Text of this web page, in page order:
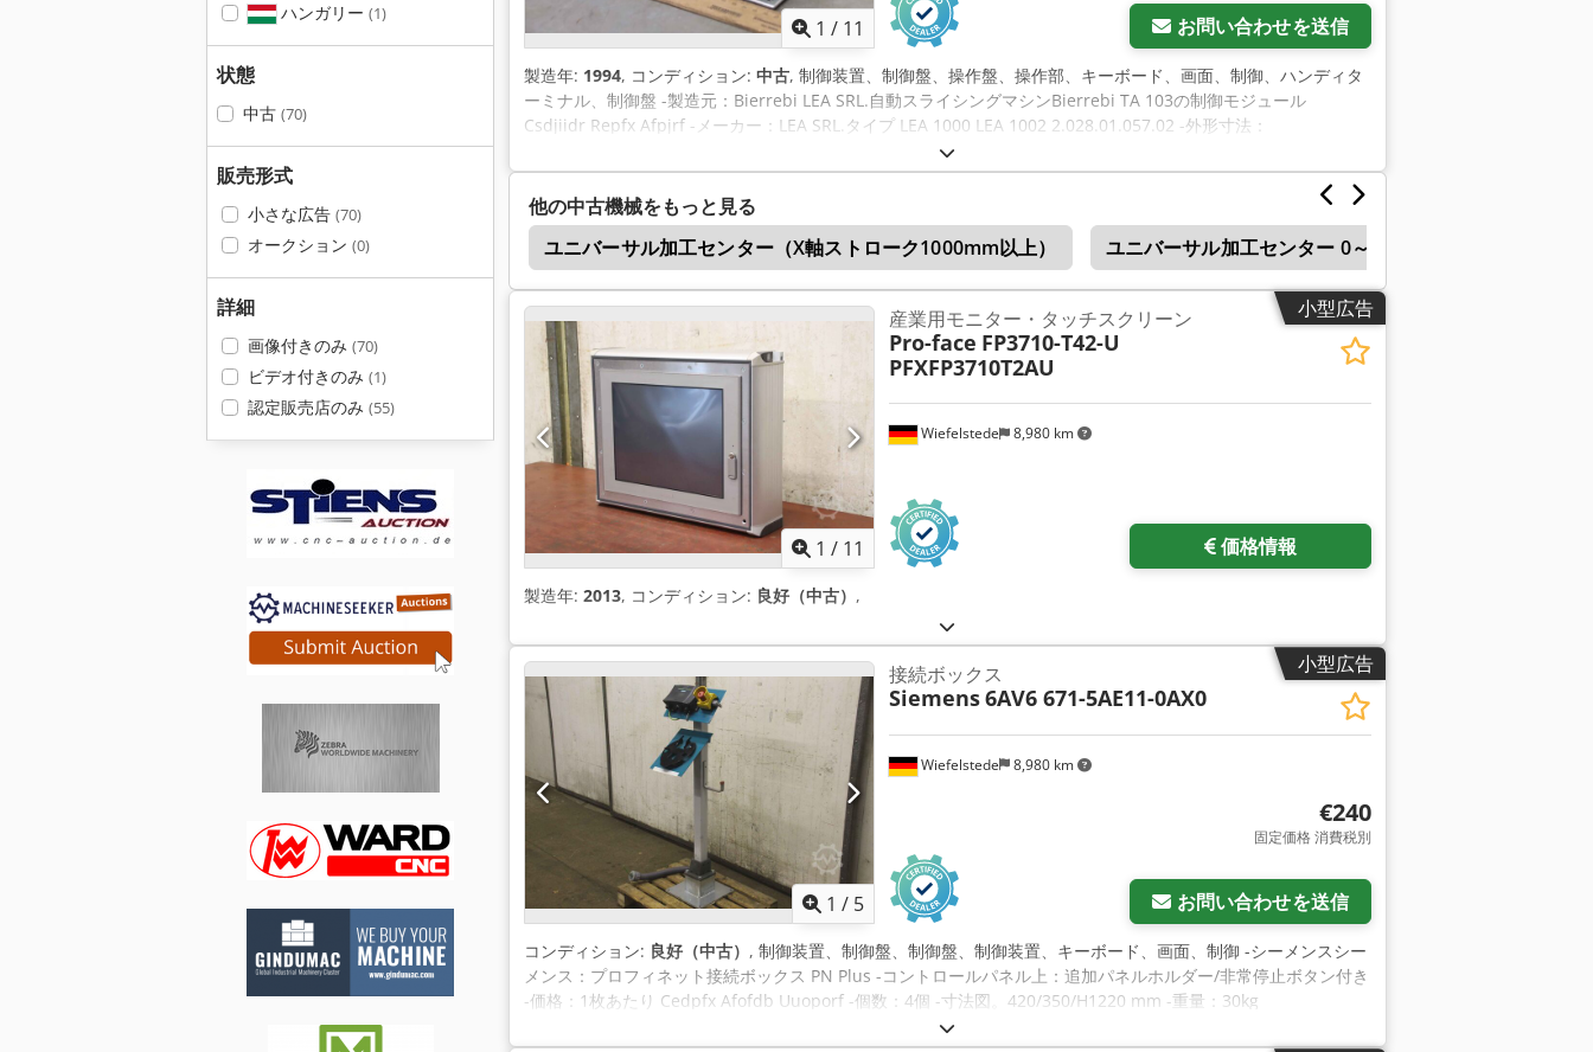
ハンガリー (1)
状態
中古 (70)
販売形式
小さな広告 (70)
オークション (0)
詳細
画像付きのみ (70)
ビデオ付きのみ (1)
認定販売店のみ (55)
1 / 11 お問い合わせを送信
製造年: 1994, コンディション: 中古, 制御装置、制御盤、操作盤、操作部、キーボード、画面、制御、ハンディタ
ーミナル、制御盤 -製造元：Bierrebi LEA SRL.自動スライシングマシンBierrebi TA 103の制御モジュール
Csdjiidr Repfx Afpjrf -メーカー：LEA SRL.タイプ LEA 1000 LEA 1002 2.028.01.057.02 -外形寸法：
他の中古機械をもっと見る
ユニバーサル加工センター（X軸ストローク1000mm以上）
ユニバーサル加工センター 0～599mm X軸移動量
Yanmar Sv 100 Beckhoff
小型広告
1 / 11
Wiefelstede 8,980 km
産業用モニター・タッチスクリーン
Pro-face FP3710-T42-U
PFXFP3710T2AU
価格情報
製造年: 2013, コンディション: 良好（中古） ,
小型広告
1 / 5
Wiefelstede 8,980 km
接続ボックス
Siemens6AV6 671-5AE11-0AX0
€240
固定価格 消費税別
お問い合わせを送信
コンディション: 良好（中古） , 制御装置、制御盤、制御盤、制御装置、キーボード、画面、制御 -シーメンスシー
メンス：プロフィネット接続ボックス PN Plus -コントロールパネル上：追加パネルホルダー/非常停止ボタン付き
-価格：1枚あたり Cedpfx Afofdb Uuoporf -個数：4個 -寸法図。420/350/H1220 mm -重量：30kg